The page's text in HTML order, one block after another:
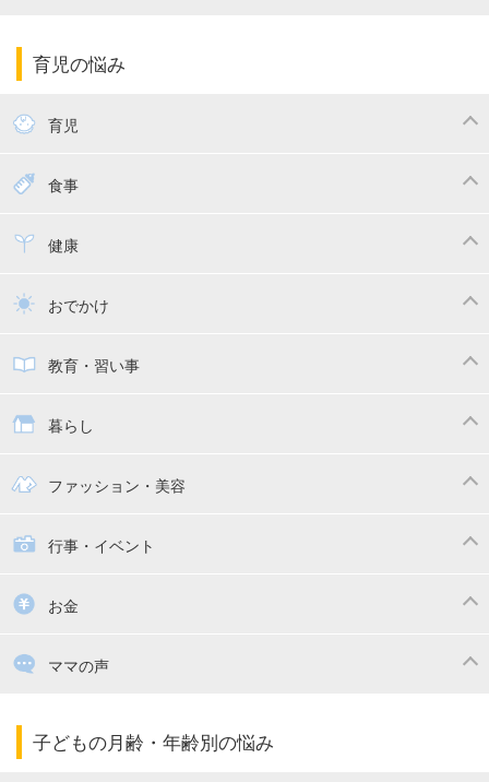
パパ向け特集
育児の悩み
育児
赤ちゃんのお世話
寝かしつけ
トイトレ
食事
離乳食健康
乳幼児健診・予防接種
おでかけ
子供とおでかけ
抱っこ紐
教育・習い事
教育・習い事
幼稚園
絵本
暮らし
ママの日常
家族関係・夫婦関係
掃除
ファッション・美容
子供の服・ファッション
行事・イベント
漫画
出産祝い・内祝い
お金
住宅購入ママの声
子育てコラム
子どもの月齢・年齢別の悩み